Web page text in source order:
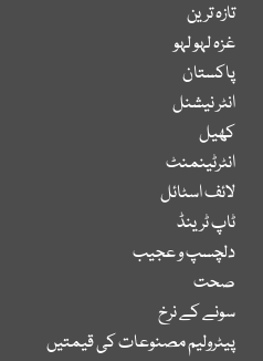
تازہ ترین
غزہ لہو لہو
پاکستان
انٹر نیشنل
کھیل
انٹرٹینمنٹ
لائف اسٹائل
ٹاپ ٹرینڈ
دلچسپ و عجیب
صحت
سونے کے نرخ
پیٹرولیم مصنوعات کی قیمتیں